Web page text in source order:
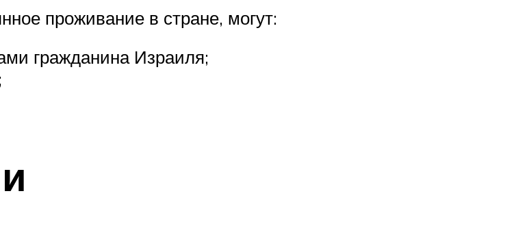
проживание в стране, могут:
гражданина Израиля;